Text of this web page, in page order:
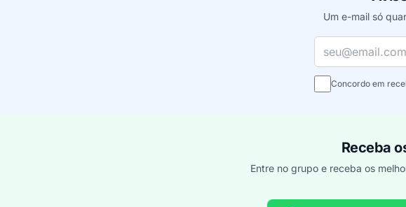
Um e-mail só
Concordo em
Receba
Entre no grupo e receba os